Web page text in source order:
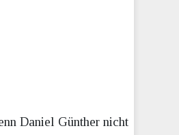
Daniel Günther nicht